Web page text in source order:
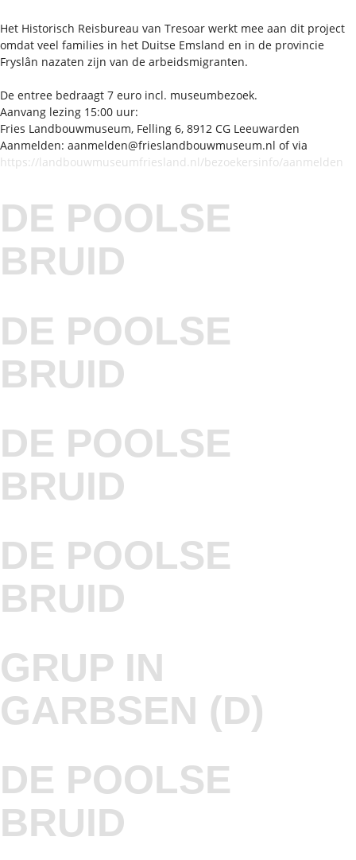
Het Historisch Reisbureau van Tresoar werkt mee aan dit project
omdat veel families in het Duitse Emsland en in de provincie
Fryslân nazaten zijn van de arbeidsmigranten.
De entree bedraagt 7 euro incl. museumbezoek.
Aanvang lezing 15:00 uur:
Fries Landbouwmuseum, Felling 6, 8912 CG Leeuwarden
Aanmelden: aanmelden@frieslandbouwmuseum.nl of via
https://landbouwmuseumfriesland.nl/bezoekersinfo/aanmelden
DE POOLSE
BRUID
DE POOLSE
BRUID
DE POOLSE
BRUID
DE POOLSE
BRUID
GRUP IN
GARBSEN (D)
DE POOLSE
BRUID